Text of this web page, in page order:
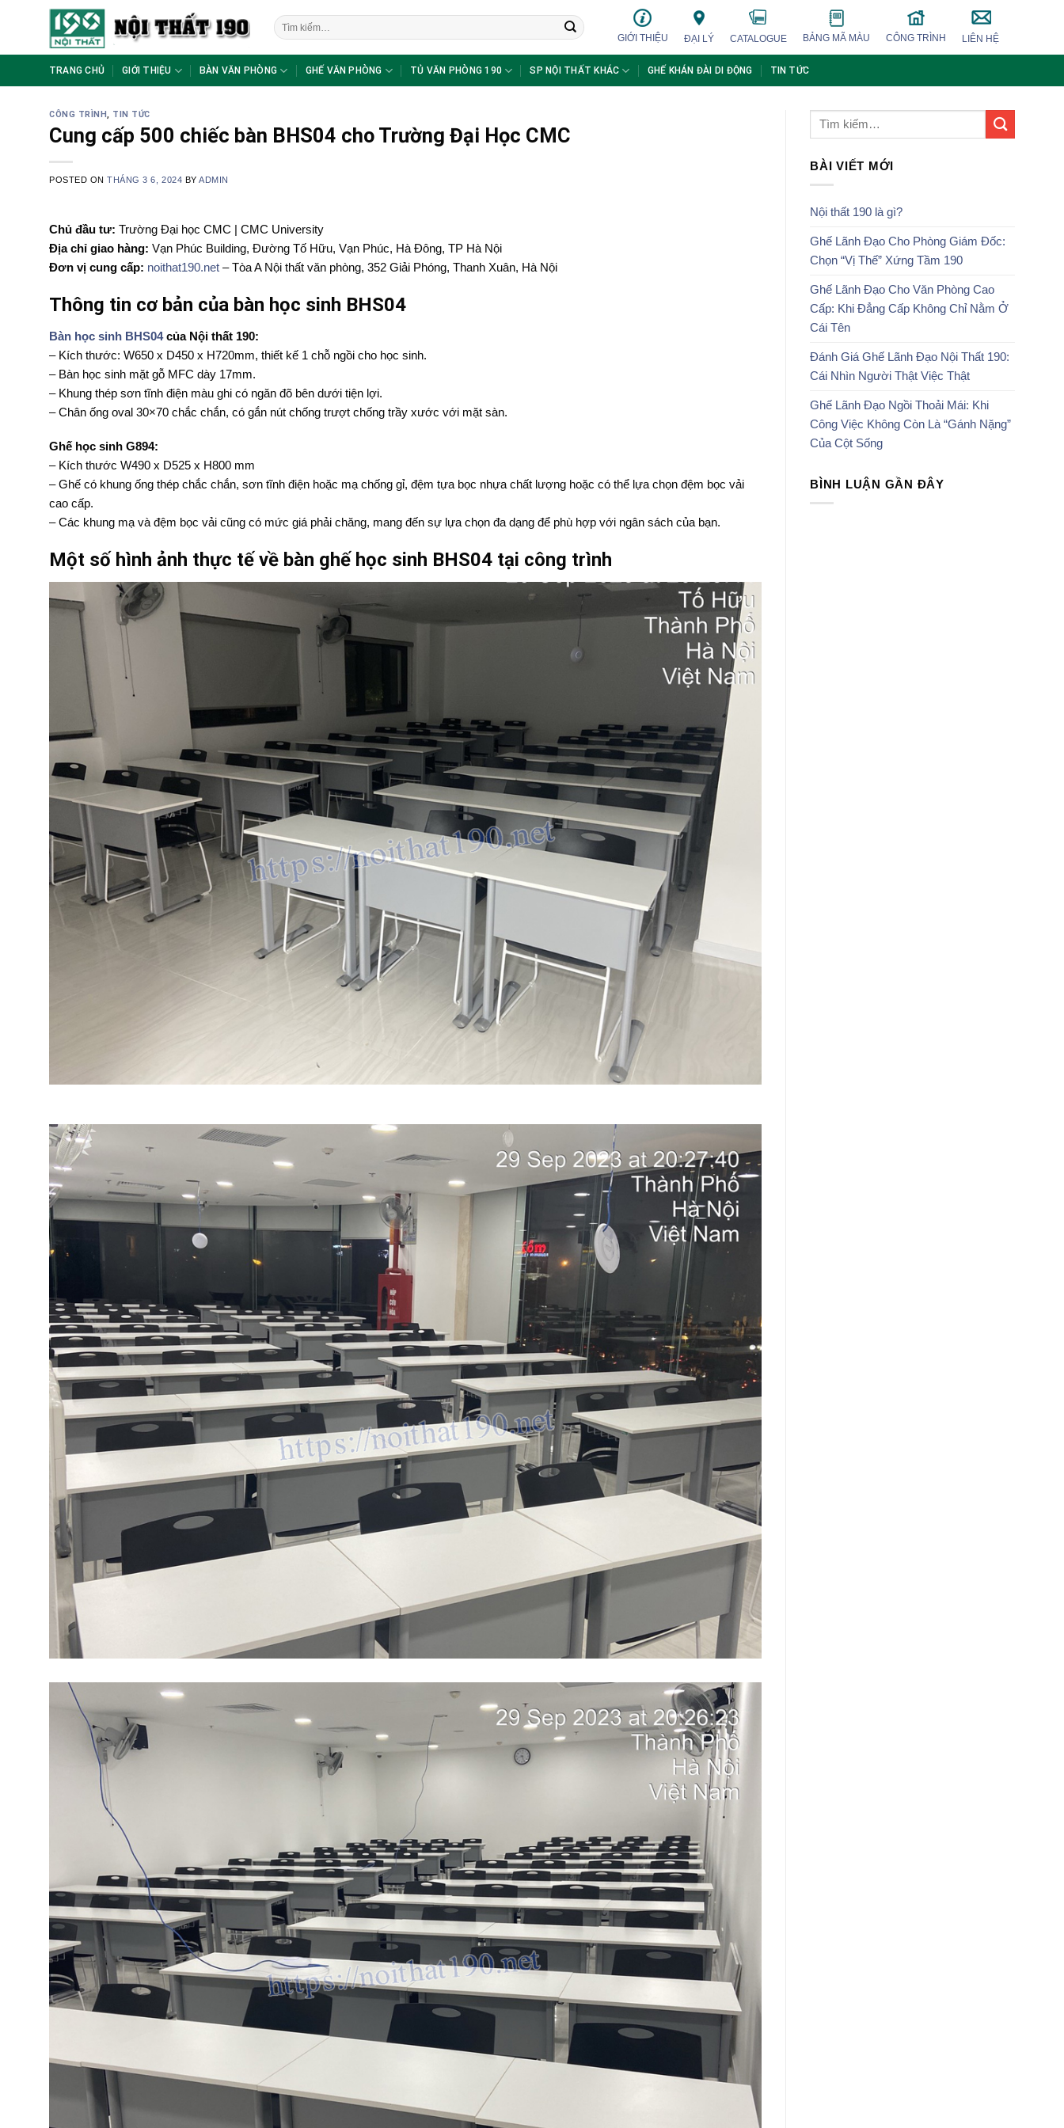
Tìm
kiếm:
GIỚI THIỆU ĐẠI LÝ CATALOGUE BẢNG MÃ MÀU CÔNG TRÌNH LIÊN HỆ
TRANG CHỦ GIỚI THIỆU BÀN VĂN PHÒNG GHẾ VĂN PHÒNG TỦ VĂN PHÒNG 190 SP NỘI THẤT KHÁC GHẾ KHÁN ĐÀI DI ĐỘNG TIN TỨC
CÔNG TRÌNH, TIN TỨC
Cung cấp 500 chiếc bàn BHS04 cho Trường Đại Học CMC
POSTED ONTHÁNG 3 6, 2024 BYADMIN
Chủ đầu tư: Trường Đại học CMC | CMC University
Địa chỉ giao hàng: Vạn Phúc Building, Đường Tố Hữu, Vạn Phúc, Hà Đông, TP Hà Nội
Đơn vị cung cấp: noithat190.net – Tòa A Nội thất văn phòng, 352 Giải Phóng, Thanh Xuân, Hà Nội
Thông tin cơ bản của bàn học sinh BHS04
Bàn học sinh BHS04của Nội thất 190:
– Kích thước: W650 x D450 x H720mm, thiết kế 1 chỗ ngồi cho học sinh.
– Bàn học sinh mặt gỗ MFC dày 17mm.
– Khung thép sơn tĩnh điện màu ghi có ngăn đõ bên dưới tiện lợi.
– Chân ống oval 30×70 chắc chắn, có gắn nút chống trượt chống trầy xước với mặt sàn.
Ghế học sinh G894:
– Kích thước W490 x D525 x H800 mm
– Ghế có khung ống thép chắc chắn, sơn tĩnh điện hoặc mạ chống gỉ, đệm tựa bọc nhựa chất lượng hoặc có thể lựa chọn đệm bọc vải
cao cấp.
– Các khung mạ và đệm bọc vải cũng có mức giá phải chăng, mang đến sự lựa chọn đa dạng để phù hợp với ngân sách của bạn.
Một số hình ảnh thực tế về bàn ghế học sinh BHS04 tại công trình
BÀI VIẾT MỚI
Nội thất 190 là gì?
Ghế Lãnh Đạo Cho Phòng Giám Đốc:
Chọn “Vị Thế” Xứng Tầm 190
Ghế Lãnh Đạo Cho Văn Phòng Cao
Cấp: Khi Đẳng Cấp Không Chỉ Nằm Ở
Cái Tên
Đánh Giá Ghế Lãnh Đạo Nội Thất 190:
Cái Nhìn Người Thật Việc Thật
Ghế Lãnh Đạo Ngồi Thoải Mái: Khi
Công Việc Không Còn Là “Gánh Nặng”
Của Cột Sống
BÌNH LUẬN GẦN ĐÂY